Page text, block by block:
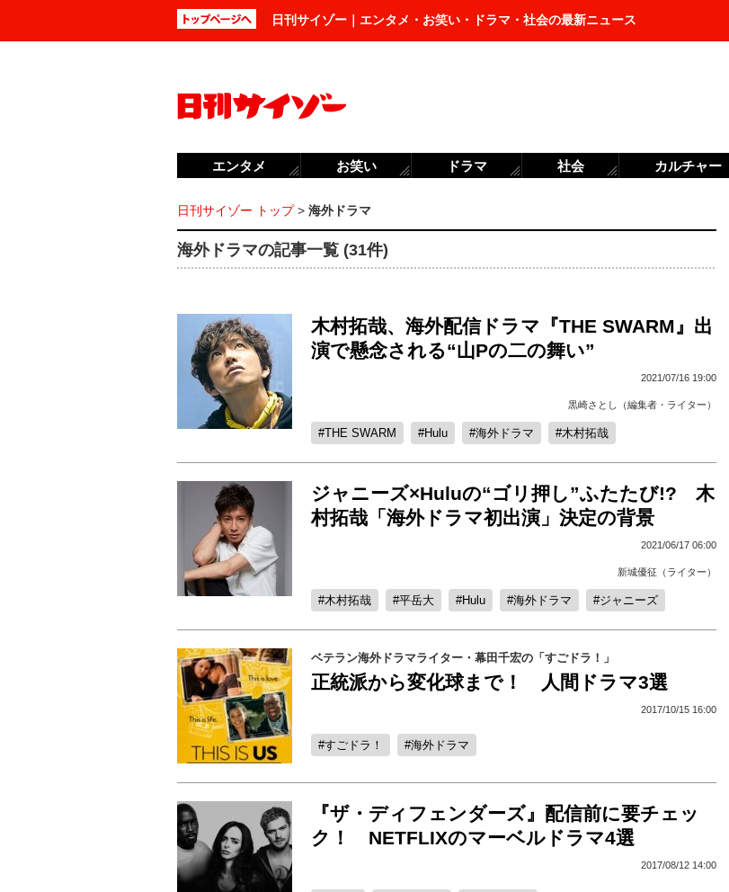
日刊サイゾー｜エンタメ・お笑い・ドラマ・社会の最新ニュース
日刊サイゾー トップ> 海外ドラマ
海外ドラマの記事一覧 (31件)
木村拓哉、海外配信ドラマ『THE SWARM』出
演で懸念される“山Pの二の舞い”
2021/07/16 19:00
黒崎さとし（編集者・ライター）
THE SWARM Hulu 海外ドラマ 木村拓哉
ジャニーズ×Huluの“ゴリ押し”ふたたび!? 木
村拓哉「海外ドラマ初出演」決定の背景
2021/06/17 06:00
新城優征（ライター）
木村拓哉 平岳大 Hulu 海外ドラマ ジャニーズ
ベテラン海外ドラマライター・幕田千宏の「すごドラ！」
正統派から変化球まで！ 人間ドラマ3選
2017/10/15 16:00
すごドラ！ 海外ドラマ
『ザ・ディフェンダーズ』配信前に要チェッ
ク！ NETFLIXのマーベルドラマ4選
2017/08/12 14:00
エンタメ お笑い ドラマ 社会 カルチャー